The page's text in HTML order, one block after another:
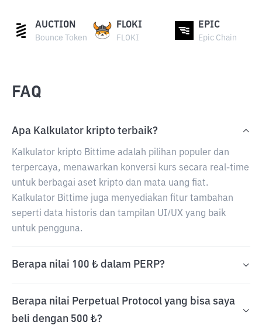
AUCTION
Bounce Token
FLOKI
FLOKI
EPIC
Epic Chain
FAQ
Apa Kalkulator kripto terbaik?
Kalkulator kripto Bittime adalah pilihan populer dan
terpercaya, menawarkan konversi kurs secara real-time
untuk berbagai aset kripto dan mata uang fiat.
Kalkulator Bittime juga menyediakan fitur tambahan
seperti data historis dan tampilan UI/UX yang baik
untuk pengguna.
Berapa nilai 100 ₺ dalam PERP?
Berapa nilai Perpetual Protocol yang bisa saya
beli dengan 500 ₺?